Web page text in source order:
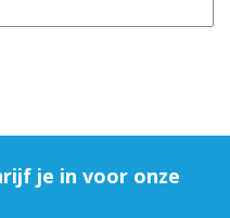
je in voor onze